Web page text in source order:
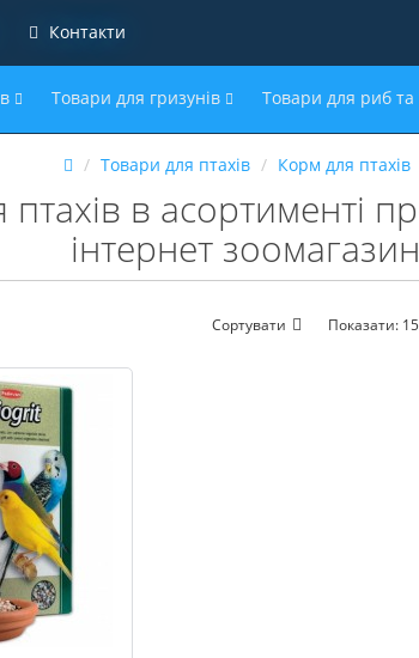
Контакти
Товари для гризунів Товари для риб та
Товари для птахів Корм для птахів
в асортименті
інтернет
Сортувати Показати: 15